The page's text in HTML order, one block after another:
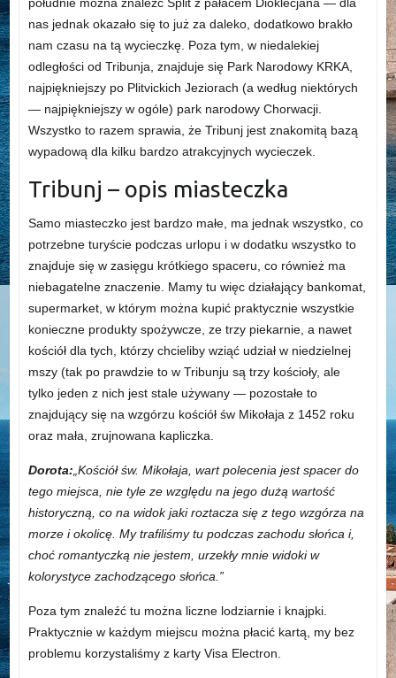
nas jednak okazało się to już za daleko, dodatkowo brakło
nam czasu na tą wycieczkę. Poza tym, w niedalekiej
odległości od Tribunja, znajduje się Park Narodowy KRKA,
najpiękniejszy po Plitvickich Jeziorach (a według niektórych
— najpiękniejszy w ogóle) park narodowy Chorwacji.
Wszystko to razem sprawia, że Tribunj jest znakomitą bazą
wypadową dla kilku bardzo atrakcyjnych wycieczek.
Tribunj – opis miasteczka
Samo miasteczko jest bardzo małe, ma jednak wszystko, co
potrzebne turyście podczas urlopu i w dodatku wszystko to
znajduje się w zasięgu krótkiego spaceru, co również ma
niebagatelne znaczenie. Mamy tu więc działający bankomat,
supermarket, w którym można kupić praktycznie wszystkie
konieczne produkty spożywcze, ze trzy piekarnie, a nawet
kościół dla tych, którzy chcieliby wziąć udział w niedzielnej
mszy (tak po prawdzie to w Tribunju są trzy kościoły, ale
tylko jeden z nich jest stale używany — pozostałe to
znajdujący się na wzgórzu kościół św Mikołaja z 1452 roku
oraz mała, zrujnowana kapliczka.
Dorota: „Kościół św. Mikołaja, wart polecenia jest spacer do
tego miejsca, nie tyle ze względu na jego dużą wartość
historyczną, co na widok jaki roztacza się z tego wzgórza na
morze i okolicę. My trafiliśmy tu podczas zachodu słońca i,
choć romantyczką nie jestem, urzekły mnie widoki w
kolorystyce zachodzącego słońca.”
Poza tym znaleźć tu można liczne lodziarnie i knajpki.
Praktycznie w każdym miejscu można płacić kartą, my bez
problemu korzystaliśmy z karty Visa Electron.